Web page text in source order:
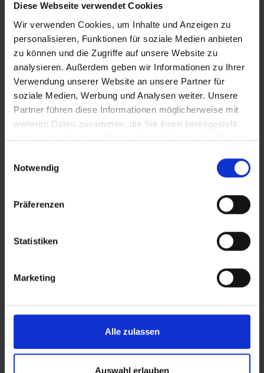
Diese Webseite verwendet Cookies
Wir verwenden Cookies, um Inhalte und Anzeigen zu
personalisieren, Funktionen für soziale Medien anbieten
zu können und die Zugriffe auf unsere Website zu
analysieren. Außerdem geben wir Informationen zu Ihrer
Verwendung unserer Website an unsere Partner für
soziale Medien, Werbung und Analysen weiter. Unsere
Partner führen diese Informationen möglicherweise mit
weiteren Daten zusammen, die Sie ihnen bereitgestellt
haben oder die sie im Rahmen Ihrer Nutzung der Dienste
Notwendig
Präferenzen
Statistiken
Marketing
Alle zulassen
Auswahl erlauben
BEITRAG TEILEN
teilen
posten
mail
RSS FEED
FÖRDERER DES SPORTS IN SACHSEN-ANHALT